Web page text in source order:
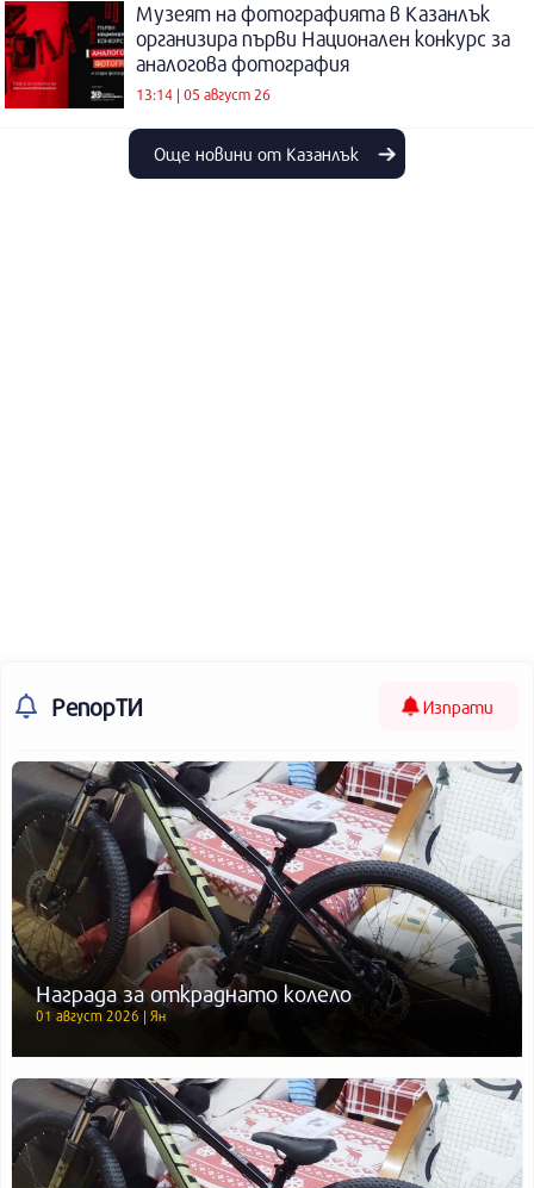
Музеят на фотографията в Казанлък
организира първи Национален конкурс за
аналогова фотография
13:14 | 05 август 26
Още новини от Казанлък
РепорТИ Изпрати
Награда за откраднато колело
01 август 2026 | Ян